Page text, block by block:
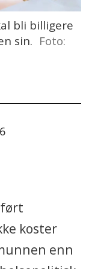
bli billigere
sin. Foto:
koster
enn